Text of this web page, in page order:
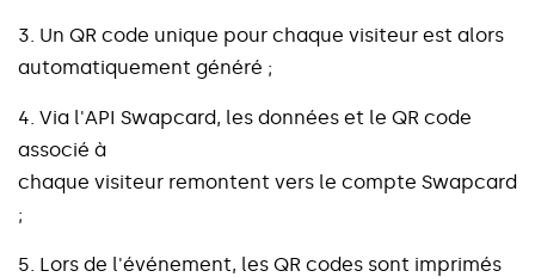
3. Un QR code unique pour chaque visiteur est alors
automatiquement généré ;
4. Via l'API Swapcard, les données et le QR code
associé à
chaque visiteur remontent vers le compte Swapcard
;
5. Lors de l'événement, les QR codes sont imprimés